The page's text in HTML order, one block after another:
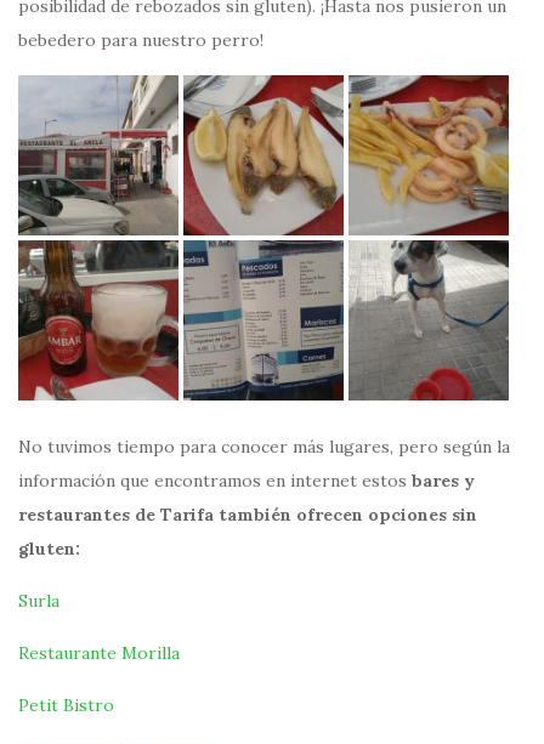
posibilidad de rebozados sin gluten). ¡Hasta nos pusieron un
bebedero para nuestro perro!
No tuvimos tiempo para conocer más lugares, pero según la
información que encontramos en internet estos bares y
restaurantes de Tarifa también ofrecen opciones sin
gluten:
Surla
Restaurante Morilla
Petit Bistro